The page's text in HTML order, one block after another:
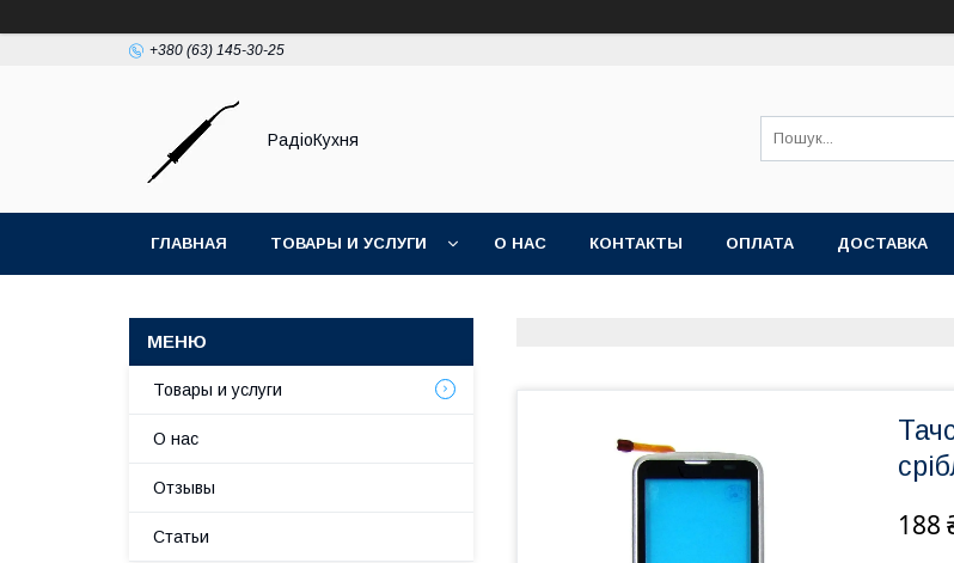
+380 (63) 145-30-25
РадіоКухня
ГЛАВНАЯ ТОВАРЫ И УСЛУГИ О НАС КОНТАКТЫ ОПЛАТА ДОСТАВКА
188
Товары и услуги
О нас
Отзывы
Статьи